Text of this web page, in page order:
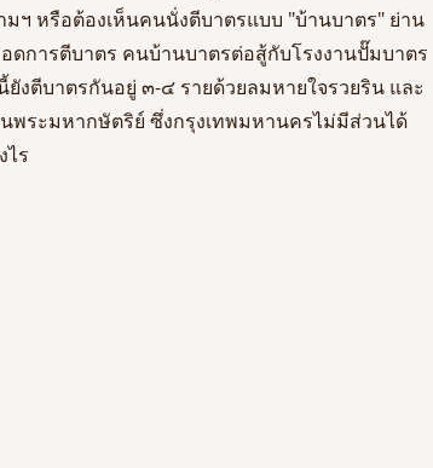
ฯ หรือต้องเห็นคนนั่งตีบาตรแบบ "บ้านบาตร" ย่าน
ดการตีบาตร คนบ้านบาตรต่อสู้กับโรงงานปั๊มบาตร
งตีบาตรกันอยู่ ๓-๔ รายด้วยลมหายใจรวยริน และ
ระมหากษัตริย์ ซึ่งกรุงเทพมหานครไม่มีส่วนได้
ไร